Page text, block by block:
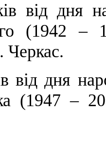
від дня
(1942 –
Черкас.
від дня
(1947 –